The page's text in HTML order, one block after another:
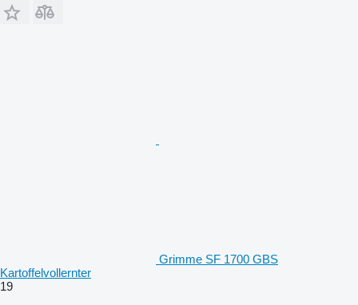
Grimme SF 1700 GBS
Kartoffelvollernter
19